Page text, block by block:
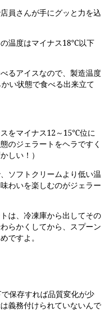
員さんが手にグッと力を込
温度はマイナス18℃以下
るアイスなので、製造温度
い状態で食べる出来立て
をマイナス12～15℃位に
のジェラートをヘラですく
しい！）
ソフトクリームより低い温
わいを楽しむのがジェラー
は、冷凍庫から出してその
らかくしてから、スプーン
ですよ。
保存すれば品質変化が少
義務付けられていないんで